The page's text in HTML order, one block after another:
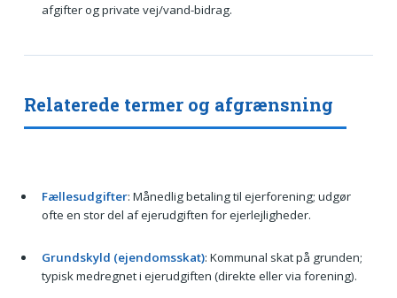
afgifter og private vej/vand-bidrag.
Relaterede termer og afgrænsning
Fællesudgifter: Månedlig betaling til ejerforening; udgør
ofte en stor del af ejerudgiften for ejerlejligheder.
Grundskyld (ejendomsskat): Kommunal skat på grunden;
typisk medregnet i ejerudgiften (direkte eller via forening).